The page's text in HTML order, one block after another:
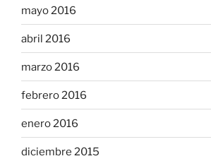
mayo 2016
abril 2016
marzo 2016
febrero 2016
enero 2016
diciembre 2015